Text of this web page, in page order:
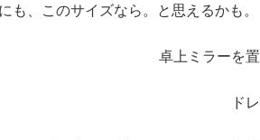
も、このサイズなら。と思えるかも。
卓上ミラーを
ド